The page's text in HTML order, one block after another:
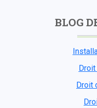
BLOG
Droit